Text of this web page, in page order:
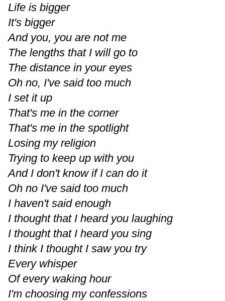
Life is bigger
It's bigger
And you, you are not me
The lengths that I will go to
The distance in your eyes
Oh no, I've said too much
I set it up
That's me in the corner
That's me in the spotlight
Losing my religion
Trying to keep up with you
And I don't know if I can do it
Oh no I've said too much
I haven't said enough
I thought that I heard you laughing
I thought that I heard you sing
I think I thought I saw you try
Every whisper
Of every waking hour
I'm choosing my confessions